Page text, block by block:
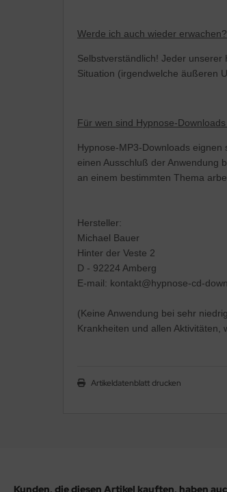
Werde ich auch wieder erwachen?
Selbstverständlich! Jeder
Situation (irgendwelche äußeren
Für wen sind Hypnose-
Hypnose-MP3-Downloads
einen Ausschluß der Anwendung
an einem bestimmten Thema
Hersteller:
Michael Bauer
Hinter der Veste 2
D - 92224 Amberg
E-mail: kontakt@hypnose-cd-
(Keine Anwendung bei sehr
Krankheiten und allen Aktivitäten,
Artikeldatenblatt drucken
Kunden, die diesen Artikel kauften, haben